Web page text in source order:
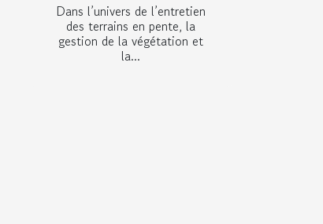
Dans l’univers de l’entretien
des terrains en pente, la
gestion de la végétation et
la...